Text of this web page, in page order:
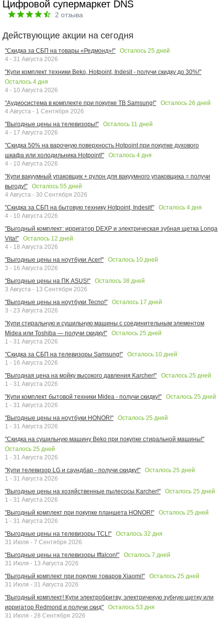
Цифровой супермаркет DNS
2 отзыва
Действующие акции на сегодня
"Скидка за СБП на товары «Редмонд»!" Осталось 25 дней
4 - 31 Августа 2026
"Купи комплект техники Beko, Hotpoint, Indesit - получи скидку до 30%!"
Осталось 4 дня
4 - 10 Августа 2026
"Аудиосистема в комплекте при покупке ТВ Samsung!"
Осталось 26 дней
4 Августа - 1 Сентября 2026
"Выгодные цены на телевизоры!"
Осталось 11 дней
4 - 17 Августа 2026
"Скидка 50% на варочную поверхность Hotpoint при покупке духового
шкафа или холодильника Hotpoint!"
Осталось 4 дня
4 - 10 Августа 2026
"Купи вакуумный упаковщик + рулон для вакуумного упаковщика = получи
выгоду!"
Осталось 55 дней
4 Августа - 30 Сентября 2026
"Скидка за СБП на бытовую технику Hotpoint, Indesit!"
Осталось 4 дня
4 - 10 Августа 2026
"Выгодный комплект: ирригатор DEXP и электрическая зубная щетка Longa
Vita!"
Осталось 12 дней
4 - 18 Августа 2026
"Выгодные цены на ноутбуки Acer!"
Осталось 10 дней
3 - 16 Августа 2026
"Выгодные цены на ПК ASUS!"
Осталось 38 дней
3 Августа - 13 Сентября 2026
"Выгодные цены на ноутбуки Tecno!"
Осталось 17 дней
3 - 23 Августа 2026
"Купи стиральную и сушильную машины с соединительным элементом
Midea или Toshiba — получи скидку!"
Осталось 25 дней
1 - 31 Августа 2026
"Скидка за СБП на телевизоры Samsung!"
Осталось 10 дней
1 - 16 Августа 2026
"Выгодная цена на мойку высокого давления Karcher!"
Осталось 25 дней
1 - 31 Августа 2026
"Купи комплект бытовой техники Midea - получи скидку!"
Осталось 25 дней
1 - 31 Августа 2026
"Выгодные цены на ноутбуки HONOR!"
Осталось 25 дней
1 - 31 Августа 2026
"Скидка на сушильную машину Beko при покупке стиральной машины!"
Осталось 25 дней
1 - 31 Августа 2026
"Купи телевизор LG и саундбар - получи скидку!"
Осталось 25 дней
1 - 31 Августа 2026
"Выгодные цены на хозяйственные пылесосы Karcher!"
Осталось 25 дней
1 - 31 Августа 2026
"Выгодный комплект при покупке планшета HONOR!"
Осталось 25 дней
1 - 31 Августа 2026
"Выгодные цены на телевизоры TCL!"
Осталось 32 дня
31 Июля - 7 Сентября 2026
"Выгодные цены на телевизоры Iffalcon!"
Осталось 7 дней
31 Июля - 13 Августа 2026
"Выгодный комплект при покупке товаров Xiaomi!"
Осталось 25 дней
31 Июля - 31 Августа 2026
"Выгодный комплект! Купи электробритву, электричекую зубную щетку или
ирригатор Redmond и получи скид"
Осталось 53 дня
31 Июля - 28 Сентября 2026